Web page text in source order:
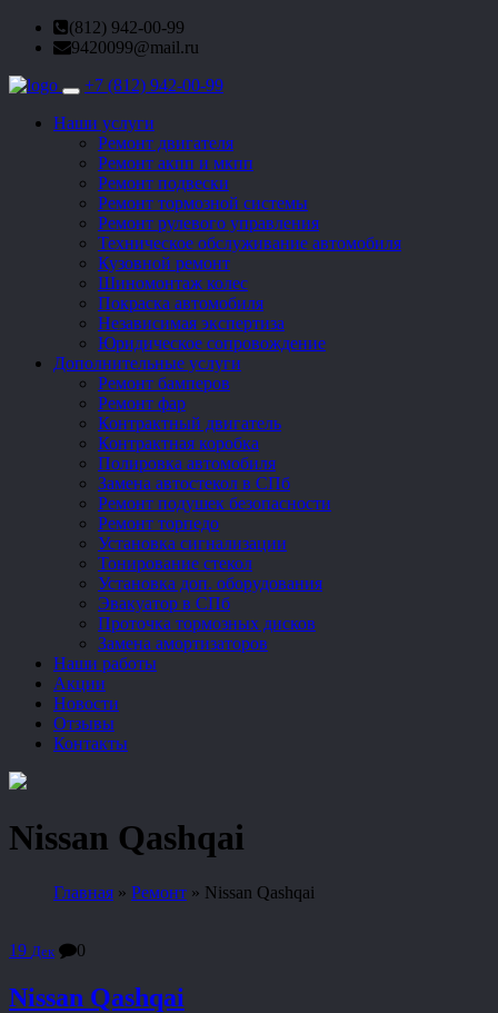
(812) 942-00-99
9420099@mail.ru
Toggle
+7 (812) 942-00-99
Наши услуги
Ремонт двигателя
Ремонт акпп и мкпп
Ремонт подвески
Ремонт тормозной системы
Ремонт рулевого управления
Техническое обслуживание автомобиля
Кузовной ремонт
Шиномонтаж колес
Покраска автомобиля
Независимая экспертиза
Юридическое сопровождение
Дополнительные услуги
Ремонт бамперов
Ремонт фар
Контрактный двигатель
Контрактная коробка
Полировка автомобиля
Замена автостекол в СПб
Ремонт подушек безопасности
Ремонт торпедо
Установка сигнализации
Тонирование стекол
Установка доп. оборудования
Эвакуатор в СПб
Проточка тормозных дисков
Замена амортизаторов
Наши работы
Акции
Новости
Отзывы
Контакты
Nissan Qashqai
Главная » Ремонт » Nissan Qashqai
19 Дек 0
Nissan Qashqai